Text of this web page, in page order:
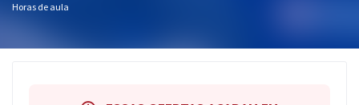
Horas de aula